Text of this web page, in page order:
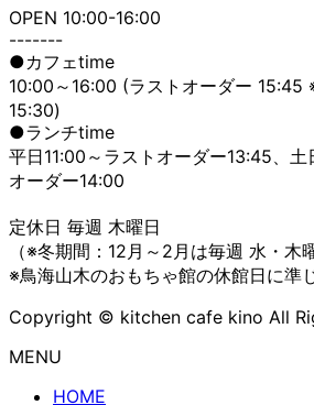
OPEN 10:00-16:00
-------
●カフェtime
10:00～16:00 (ラストオーダー 15:45
15:30)
●ランチtime
平日11:00～ラストオーダー13:45、土
オーダー14:00
定休日 毎週 木曜日
（※冬期間：12月～2月は毎週 水・木
※鳥海山木のおもちゃ館の休館日に準
Copyright © kitchen cafe kino All
MENU
HOME